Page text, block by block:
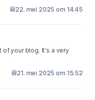
22. mei 2025 om 14:45
of your blog. It's a very
21. mei 2025 om 15:52